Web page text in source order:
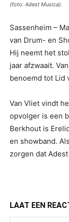
(foto: Adest Musica).
Sassenheim –
van Drum- en
Hij neemt het
jaar afzwaait.
benoemd tot Lid
Van Vliet vindt
opvolger is een
Berkhout is
en showband.
zorgen dat
LAAT EEN